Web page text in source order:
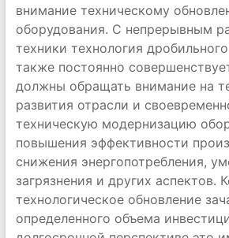
внимание техническому
оборудования. С непрерывным
техники технология
также постоянно
должны обращать внимание на
развития отрасли и
техническую модернизацию
повышения эффективности
снижения энергопотребления,
загрязнения и других аспектов.
технологическое обновление
определенного объема